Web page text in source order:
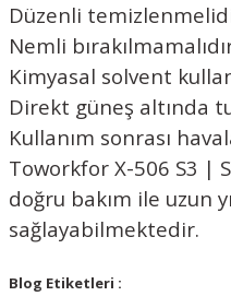
Düzenli
Nemli
Kimyasal solvent
Direkt güneş altında
Kullanım sonrası
Toworkfor X-506 S3 |
doğru bakım ile uzun
sağlayabilmektedir.
Blog Etiketleri :